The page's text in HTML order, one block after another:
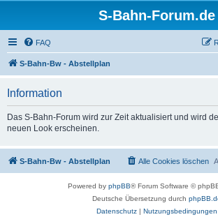
S-Bahn-Forum.de
FAQ
S-Bahn-Bw - Abstellplan
Information
Das S-Bahn-Forum wird zur Zeit aktualisiert und wird
neuen Look erscheinen.
S-Bahn-Bw - Abstellplan Alle Cookies löschen
Powered by phpBB® Forum Software ©
Deutsche Übersetzung durch
Datenschutz| Nutzungsbedingungen